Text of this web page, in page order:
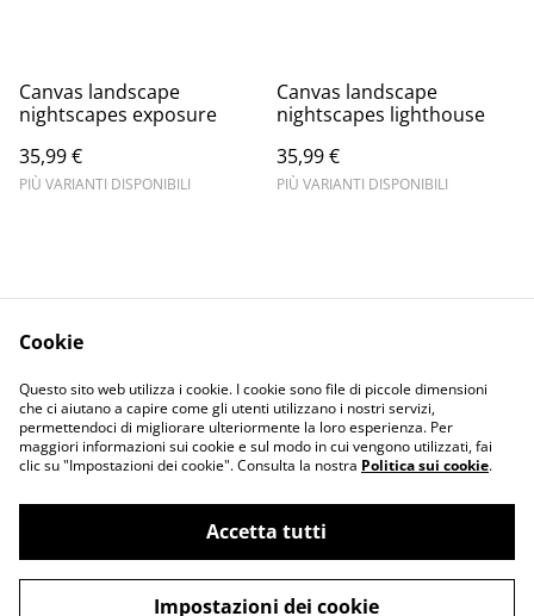
Canvas landscape
nightscapes exposure
35,99 €
PIÙ VARIANTI DISPONIBILI
Canvas landscape
nightscapes lighthouse
35,99 €
PIÙ VARIANTI DISPONIBILI
Informativa sulla
privacy
Terms and
conditions
©2026Merlin Visual
Cookie
Questo sito web utilizza i cookie. I cookie sono file di piccole dimensioni
che ci aiutano a capire come gli utenti utilizzano i nostri servizi,
permettendoci di migliorare ulteriormente la loro esperienza. Per
maggiori informazioni sui cookie e sul modo in cui vengono utilizzati, fai
clic su "Impostazioni dei cookie". Consulta la nostra Politica sui cookie.
Accetta tutti
Impostazioni dei cookie